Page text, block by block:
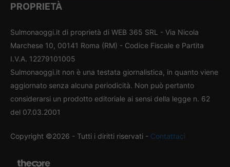
PROPRIETÀ
Sulmonaoggi.it di proprietà di WEB 365 SRL - Via Nicola
Marchese 10, 00141 Roma (RM) - Codice Fiscale e Partita
I.V.A. 12279101005
Sulmonaoggi.it non è una testata giornalistica, in quanto viene
aggiornato senza alcuna periodicità. Non può pertanto
considerarsi un prodotto editoriale ai sensi della legge n. 62
del 07.03.2001
Copyright ©2026 - Tutti i diritti riservati - Contattaci